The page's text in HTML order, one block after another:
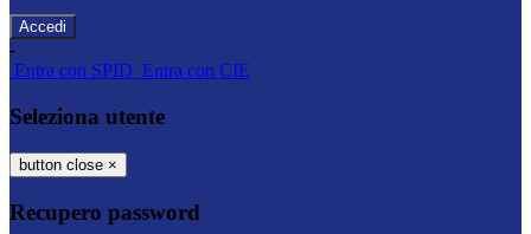
-
Entra con SPID Entra con CIE
Seleziona utente
button close ×
Recupero password